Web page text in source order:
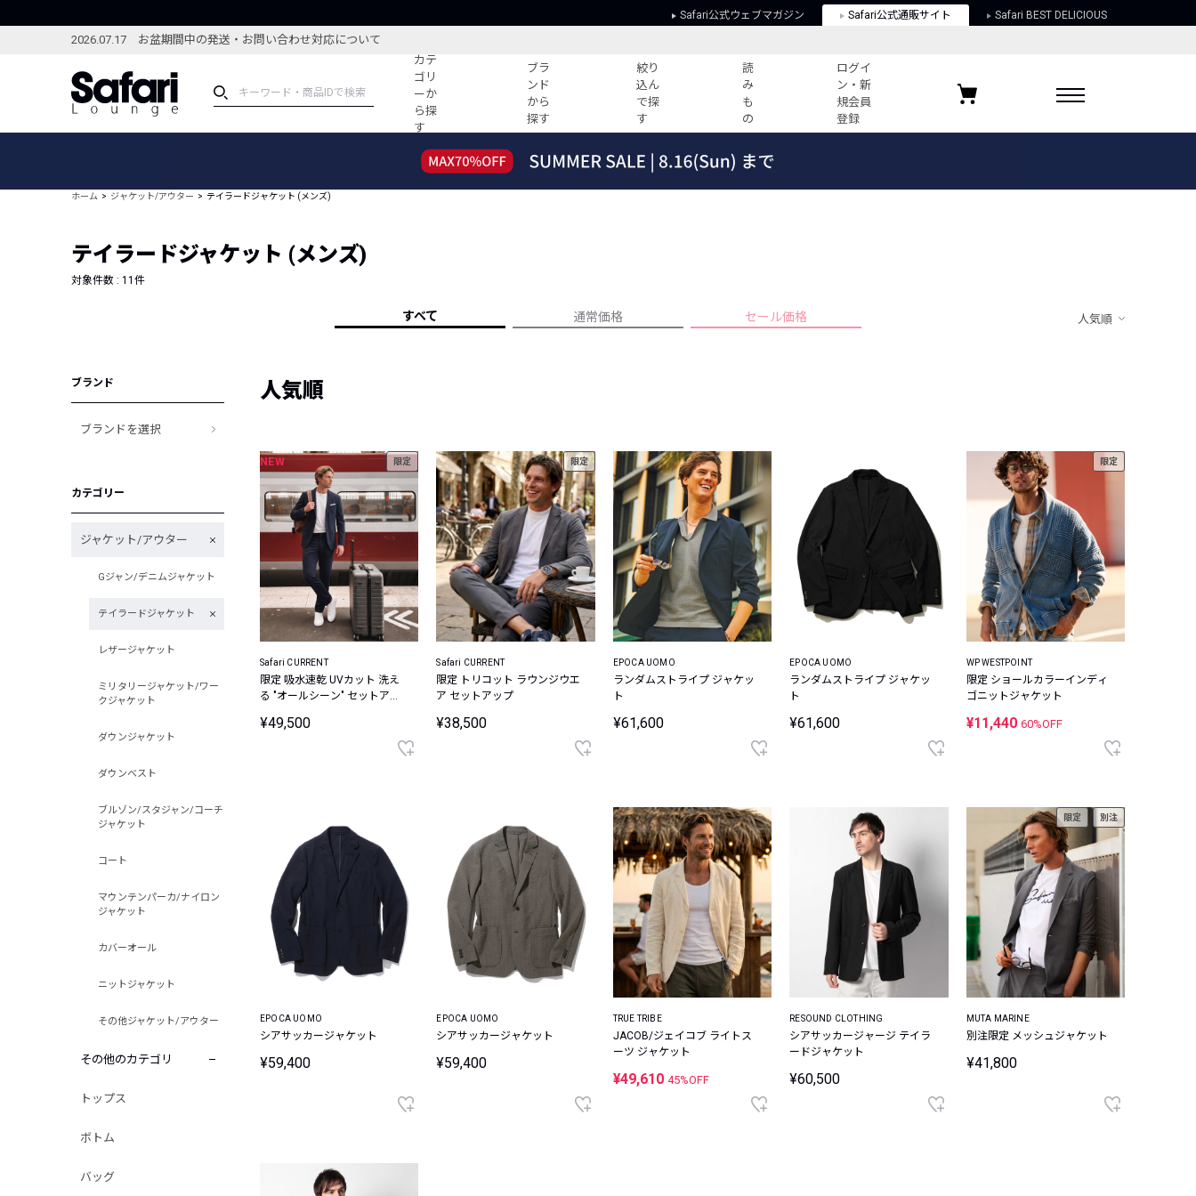
Safari公式ウェブマガジン Safari公式通販サイト Safari BEST DELICIOUS
2026.07.17 お盆期間中の発送・お問い合わせ対応について
カテ
ゴリ
ーか
ら探
す
ブラ
ンド
から
探す
絞り
込ん
で探
す
読
み
も
の
ログイ
ン・新
規会員
登録
ブランドから探す
新着アイテム
編集部のおすすめアイテム
特集記事
コーディネート
すべての記事
人気記事ランキング
フォーカスブランド
セールおすすめアイテム
人気アイテム TOP 15
プライバシーポリシー
お気に入りブランド
ホーム ジャケット/アウター テイラードジャケット (メンズ)
テイラードジャケット (メンズ)
対象件数 : 11 件
すべて 通常価格 セール価格 人気順
ブランド
ブランドを選択
カテゴリー
ジャケット/アウター
Gジャン/デニムジャケット
テイラードジャケット
レザージャケット
ミリタリージャケット/ワー
クジャケット
ダウンジャケット
ダウンベスト
ブルゾン/スタジャン/コーチ
ジャケット
コート
マウンテンパーカ/ナイロン
ジャケット
カバーオール
ニットジャケット
その他ジャケット/アウター
その他のカテゴリ
トップス
ボトム
バッグ
人気順
NEW 限定
Safari CURRENT
限定 吸水速乾 UVカット 洗え
る "オールシーン" セットアッ
¥49,500
限定
Safari CURRENT
限定 トリコット ラウンジウエ
ア セットアップ
¥38,500
EPOCA UOMO
ランダムストライプ ジャケッ
ト
¥61,600
EPOCA UOMO
ランダムストライプ ジャケッ
ト
¥61,600
限定
WP WESTPOINT
限定 ショールカラーインディ
ゴニットジャケット
¥11,440 60%OFF
EPOCA UOMO
シアサッカージャケット
¥59,400
EPOCA UOMO
シアサッカージャケット
¥59,400
TRUE TRIBE
JACOB/ジェイコブ ライトス
ーツ ジャケット
¥49,610 45%OFF
RESOUND CLOTHING
シアサッカージャージ テイラ
ードジャケット
¥60,500
限定 別注
MUTA MARINE
別注限定 メッシュジャケット
¥41,800